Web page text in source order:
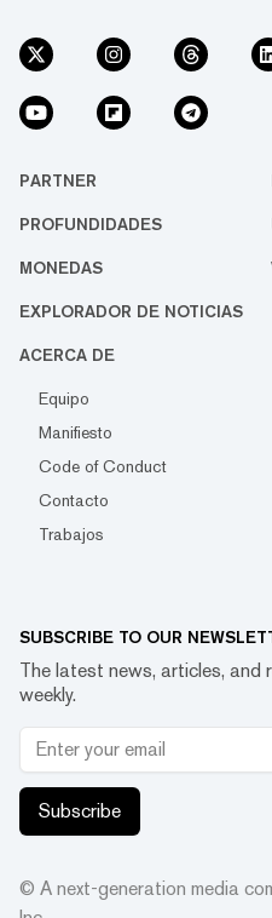
PARTNER
PROFUNDIDADES
MONEDAS
EXPLORADOR DE NOTICIAS
ACERCA DE
Equipo
Manifiesto
Code of Conduct
Contacto
Trabajos
SUBSCRIBE TO OUR
The latest news, articles, and
weekly.
Subscribe
© A next-generation media